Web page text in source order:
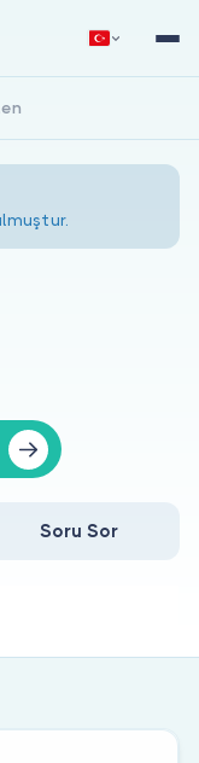
Giriş Yap
Soru Sor